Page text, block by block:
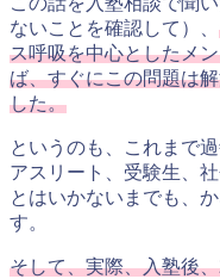
ないことを確認して）、
ス呼吸を中心としたメ
ば、すぐにこの問題は
した。
というのも、これまで
アスリート、受験生、
とはいかないまでも、
す。
そして、実際、入塾後